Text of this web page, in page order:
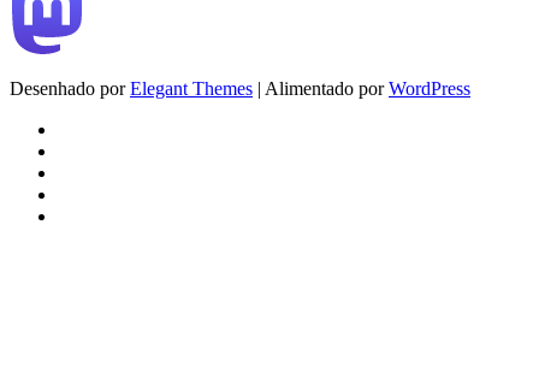
Desenhado porElegant Themes | Alimentado porWordPress